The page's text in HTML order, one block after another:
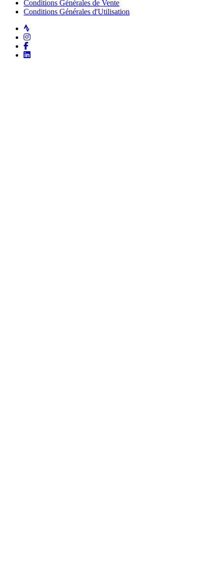
Conditions Générales de Vente
Conditions Générales d'Utilisation
Strava
Instagram
Facebook
LinkedIn